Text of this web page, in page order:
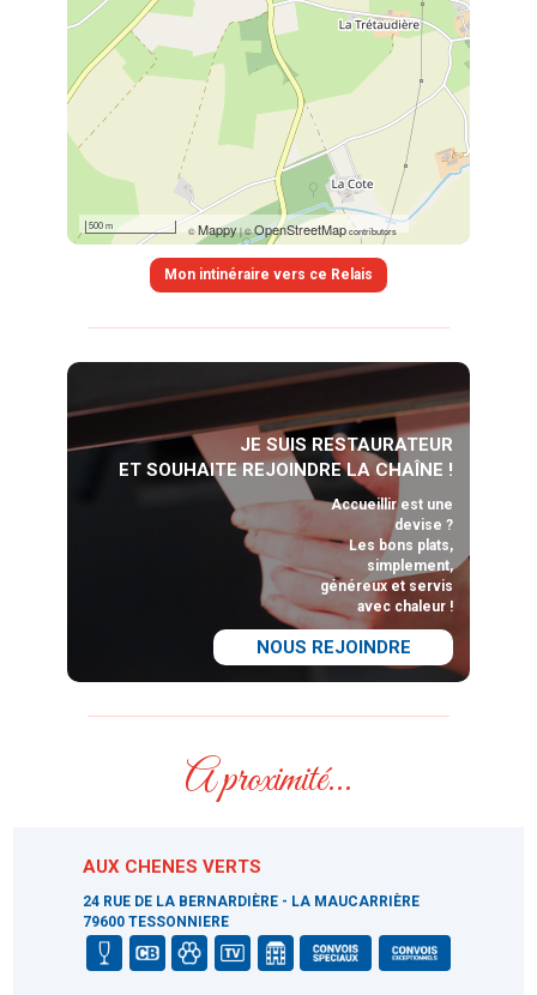
500 m ©Mappy|©OpenStreetMapcontributors
JE SUIS RESTAURATEUR
ET SOUHAITE REJOINDRE LA CHAÎNE !
Accueillir est une
devise ?
Les bons plats,
simplement,
généreux et servis
avec chaleur !
NOUS REJOINDRE
A proximité...
AUX CHENES VERTS
24 RUE DE LA BERNARDIÈRE - LA MAUCARRIÈRE
79600 TESSONNIERE